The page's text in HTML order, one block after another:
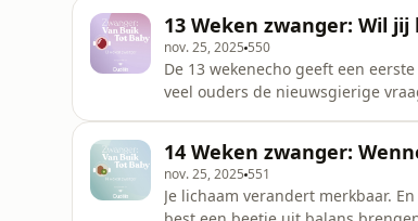
podcast&nbsp;Zwanger: Van Bui
13 Weken zwanger: Wil
nov. 25, 2025 550
De 13 wekenecho geeft een
veel ouders de nieuwsgierige
Buik Tot Baby is jouw gid
14 Weken zwanger:
nov. 25, 2025 551
Je lichaam verandert merkbaar.